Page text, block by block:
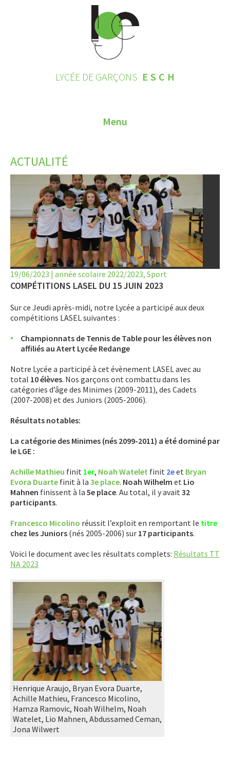
LYCÉE DE GARÇONS ESCH
Menu
CONTACT
INSCRIPTIONS 2026
LE LYCÉE
LET’S GO SCIENCE
ACTUALITÉ
AGENDA
ACTIVITÉS
APPRENTISSAGE
APPLIS
ACTUALITÉ
19/06/2023 | année scolaire 2022/2023, Sport
COMPÉTITIONS LASEL DU 15 JUIN 2023
Sur ce Jeudi après-midi, notre Lycée a participé aux deux
compétitions LASEL suivantes :
Championnats de Tennis de Table pour les élèves non
affiliés au Atert Lycée Redange
Notre Lycée a participé à cet évènement LASEL avec au
total 10 élèves. Nos garçons ont combattu dans les
catégories d’âge des Minimes (2009-2011), des Cadets
(2007-2008) et des Juniors (2005-2006).
Résultats notables:
La catégorie des Minimes (nés 2099-2011) a été dominé par
le LGE :
Achille Mathieu finit 1er, Noah Watelet finit 2eet Bryan
Evora Duarte finit à la 3e place. Noah Wilhelm et Lio
Mahnen finissent à la 5e place. Au total, il y avait 32
participants.
Francesco Micolino réussit l’exploit en remportant le titre
chez les Juniors (nés 2005-2006) sur 17 participants.
Voici le document avec les résultats complets: Résultats TT
NA 2023
Henrique Araujo, Bryan Evora Duarte,
Achille Mathieu, Francesco Micolino,
Hamza Ramovic, Noah Wilhelm, Noah
Watelet, Lio Mahnen, Abdussamed Ceman,
Jona Wilwert